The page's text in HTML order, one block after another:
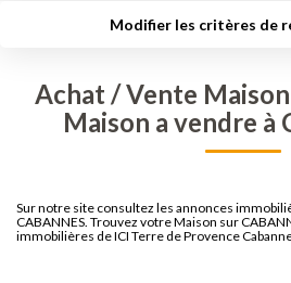
FAIRE
Qui Sommes-
Modifier les critères de
Sélectionnez...
Type de bien
Créer une alerte
Achat / Vente
Maison a vendre à
Sur notre site consultez les annonces
CABANNES. Trouvez votre Maison sur
immobilières de ICI Terre de Provence